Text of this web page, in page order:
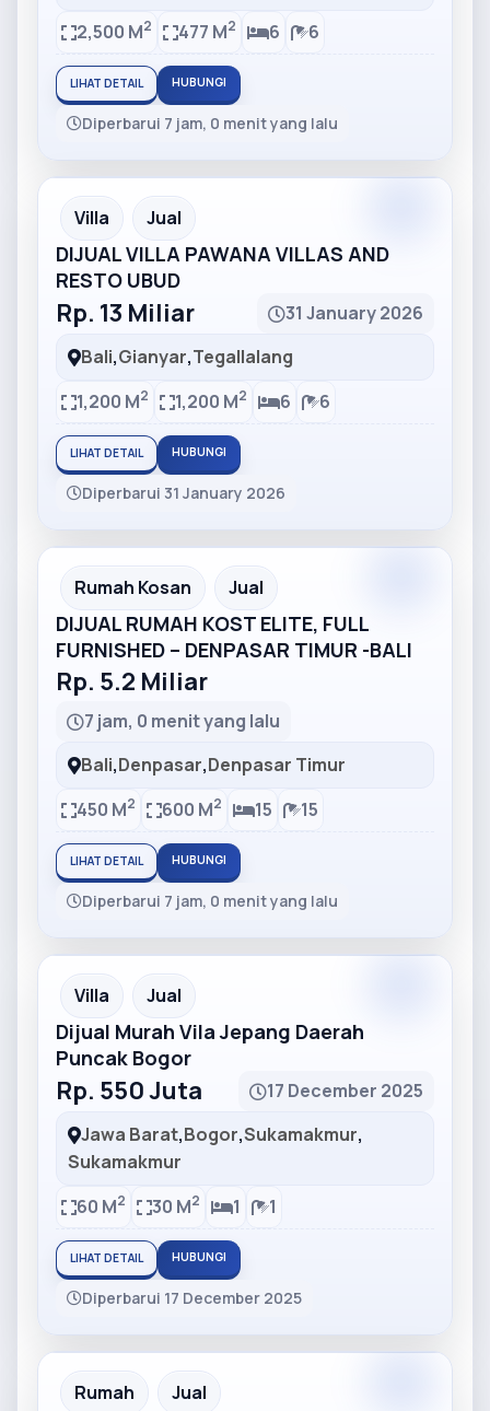
2,500 M2 477 M2 6 6
LIHAT DETAIL HUBUNGI
Diperbarui 7 jam, 0 menit yang lalu
Partner Ad
Villa Jual
DIJUAL VILLA PAWANA VILLAS AND
RESTO UBUD
Rp. 13 Miliar
31 January 2026
Bali,Gianyar,Tegallalang
1,200 M2 1,200 M2 6 6
LIHAT DETAIL HUBUNGI
Diperbarui 31 January 2026
Partner Ad
Rumah Kosan Jual
DIJUAL RUMAH KOST ELITE, FULL
FURNISHED – DENPASAR TIMUR -BALI
Rp. 5.2 Miliar
7 jam, 0 menit yang lalu
Bali,Denpasar,Denpasar Timur
450 M2 600 M2 15 15
LIHAT DETAIL HUBUNGI
Diperbarui 7 jam, 0 menit yang lalu
Partner Ad
Villa Jual
Dijual Murah Vila Jepang Daerah
Puncak Bogor
Rp. 550 Juta
17 December 2025
Jawa Barat,Bogor,Sukamakmur,
Sukamakmur
60 M2 30 M2 1 1
LIHAT DETAIL HUBUNGI
Diperbarui 17 December 2025
Partner Ad
Rumah Jual